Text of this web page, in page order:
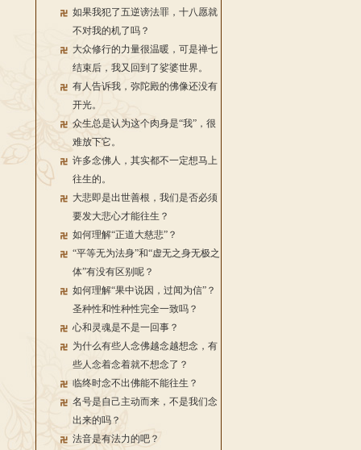
如果我犯了五逆谤法罪，十八愿就
不对我的机了吗？
大众修行的力量很温暖，可是禅七
结束后，我又回到了娑婆世界。
有人告诉我，弥陀殿的佛像还没有
开光。
众生总是认为这个肉身是“我”，很
难放下它。
许多念佛人，其实都不一定想马上
往生的。
大悲即是出世善根，我们是否必须
要发大悲心才能往生？
如何理解“正道大慈悲”？
“平等无为法身”和“虚无之身无极之
体”有没有区别呢？
如何理解“果中说因，过闻为信”？
圣种性和性种性完全一致吗？
心和灵魂是不是一回事？
为什么有些人念佛越念越想念，有
些人念着念着就不想念了？
临终时念不出佛能不能往生？
名号是自己主动而来，不是我们念
出来的吗？
法音是有法力的吧？